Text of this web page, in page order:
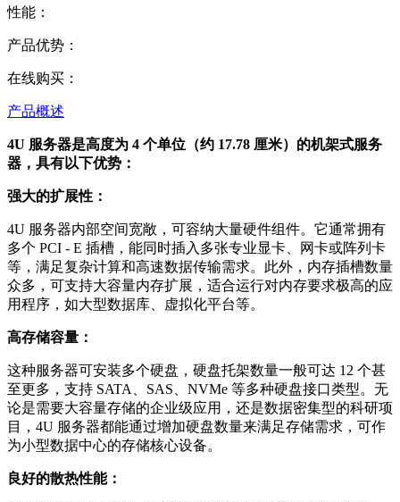
性能：
产品优势：
在线购买：
产品概述
4U 服务器是高度为 4 个单位（约 17.78 厘米）的机架式服务
器，具有以下优势：
强大的扩展性：
4U 服务器内部空间宽敞，可容纳大量硬件组件。它通常拥有
多个 PCI - E 插槽，能同时插入多张专业显卡、网卡或阵列卡
等，满足复杂计算和高速数据传输需求。此外，内存插槽数量
众多，可支持大容量内存扩展，适合运行对内存要求极高的应
用程序，如大型数据库、虚拟化平台等。
高存储容量：
这种服务器可安装多个硬盘，硬盘托架数量一般可达 12 个甚
至更多，支持 SATA、SAS、NVMe 等多种硬盘接口类型。无
论是需要大容量存储的企业级应用，还是数据密集型的科研项
目，4U 服务器都能通过增加硬盘数量来满足存储需求，可作
为小型数据中心的存储核心设备。
良好的散热性能：